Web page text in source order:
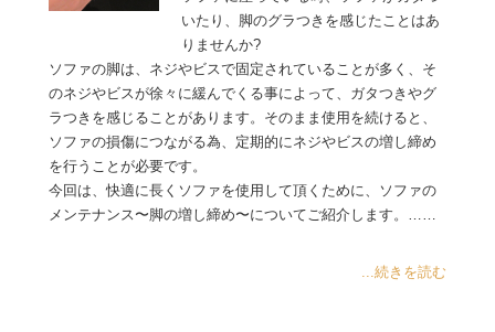
いたり、脚のグラつきを感じたことはあ
りませんか?
ソファの脚は、ネジやビスで固定されていることが多く、そ
のネジやビスが徐々に緩んでくる事によって、ガタつきやグ
ラつきを感じることがあります。そのまま使用を続けると、
ソファの損傷につながる為、定期的にネジやビスの増し締め
を行うことが必要です。
今回は、快適に長くソファを使用して頂くために、ソファの
メンテナンス〜脚の増し締め〜についてご紹介します。……
...続きを読む